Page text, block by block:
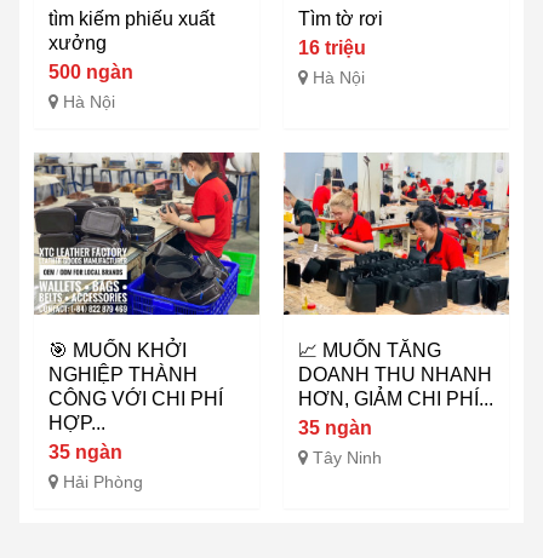
tìm kiếm phiếu xuất
xưởng
500 ngàn
Hà Nội
Tìm tờ rơi
16 triệu
Hà Nội
🎯 MUỐN KHỞI
NGHIỆP THÀNH
CÔNG VỚI CHI PHÍ
HỢP...
35 ngàn
Hải Phòng
📈 MUỐN TĂNG
DOANH THU NHANH
HƠN, GIẢM CHI PHÍ...
35 ngàn
Tây Ninh